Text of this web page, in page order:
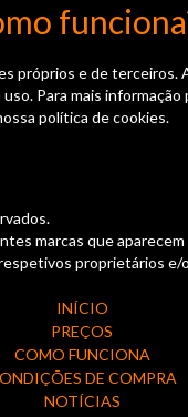
próprios e de terceiros.
Para mais
política de cookies.
marcas que
proprietários e/
INÍCIO
PREÇOS
COMO FUNCIONA
DE COMPRA
NOTÍCIAS